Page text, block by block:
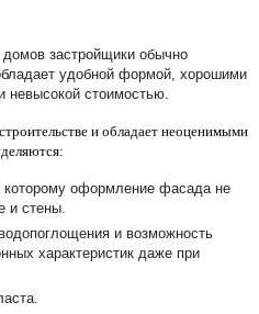
застройщики обычно
удобной формой, хорошими
невысокой стоимостью.
и обладает неоценимыми
которому оформление фасада не
и стены.
и возможность
характеристик даже при